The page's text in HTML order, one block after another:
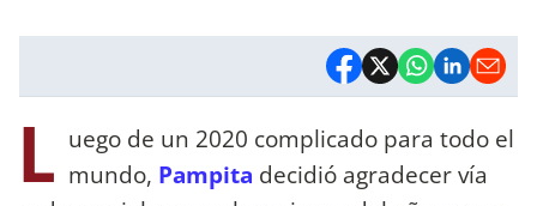
L uego de un 2020 complicado para todo el
mundo, Pampita decidió agradecer vía